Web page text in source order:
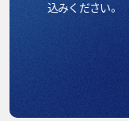
込みください。